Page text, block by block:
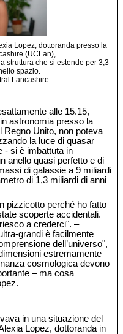
Lopez, dottoranda presso la
(UCLan),
struttura che si estende per 3,3
spazio.
Lancashire
alle 15.15,
astronomia presso la
Regno Unito, non poteva
la luce di quasar
- si è imbattuta in
anello quasi perfetto e di
di galassie a 9 miliardi
di 1,3 miliardi di anni
pizzicotto perché ho fatto
scoperte accidentali.
a crederci". –
grandi è facilmente
dell’universo",
estremamente
cosmologica devono
– ma cosa
in una situazione del
Lopez, dottoranda in